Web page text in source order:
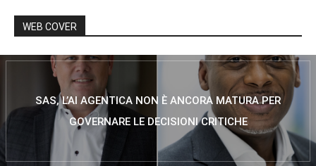
WEB COVER
SAS, L’AI AGENTICA NON È ANCORA MATURA PER
GOVERNARE LE DECISIONI CRITICHE